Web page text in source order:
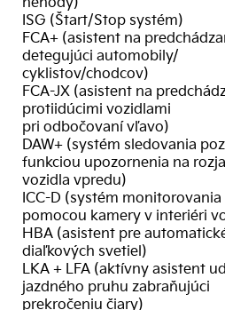
ISG (Štart/Stop systém)
FCA+ (asistent na
detegujúci automobily/
cyklistov/chodcov)
FCA-JX (asistent na
protiidúcimi vozidlami
pri odbočovaní vľavo)
DAW+ (systém sledovania
funkciou upozornenia na
vozidla vpredu)
ICC-D (systém
pomocou kamery v interiéri
HBA (asistent pre
diaľkových svetiel)
LKA + LFA (aktívny asistent
jazdného pruhu zabraňujúci
prekročeniu čiary)